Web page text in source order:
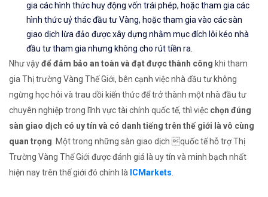
gia các hình thức huy động vốn trái phép, hoặc tham gia các
hình thức uỷ thác đầu tư Vàng, hoặc tham gia vào các sàn
giao dịch lừa đảo được xây dựng nhằm mục đích lôi kéo nhà
đầu tư tham gia nhưng không cho rút tiền ra.
Như vậyđể đảm bảo an toàn và đạt được thành công khi tham
gia Thị trường Vàng Thế Giới, bên cạnh việc nhà đầu tư không
ngừng học hỏi và trau dồi kiến thức để trở thành một nhà đầu tư
chuyên nghiệp trong lĩnh vực tài chính quốc tế, thì việc chọn đúng
sàn giao dịch có uy tín và có danh tiếng trên thế giới là vô cùng
quan trọng. Một trong những sàn giao dịch quốc tế hỗ trợ Thị
Trường Vàng Thế Giới được đánh giá là uy tín và minh bạch nhất
hiện nay trên thế giới đó chính là ICMarkets.